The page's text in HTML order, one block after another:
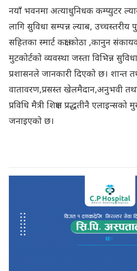
नयाँ भवनमा अत्याधुनिधक कम्प्युटर
लागि सुविधा सम्पन्न ल्याब,
सहितका स्मार्ट कक्षा कोठा ,कानुन
मुटकोर्टको व्यवस्था जस्ता विभिन्न
प्रशासनले जानकारी दिएको छ। शान्त
वातावरण,प्रसस्त खेलमैदान,अनुभवी तथा
प्रविधि मैत्री शिक्षण प्रद्धतीनै
जनाइएको छ।